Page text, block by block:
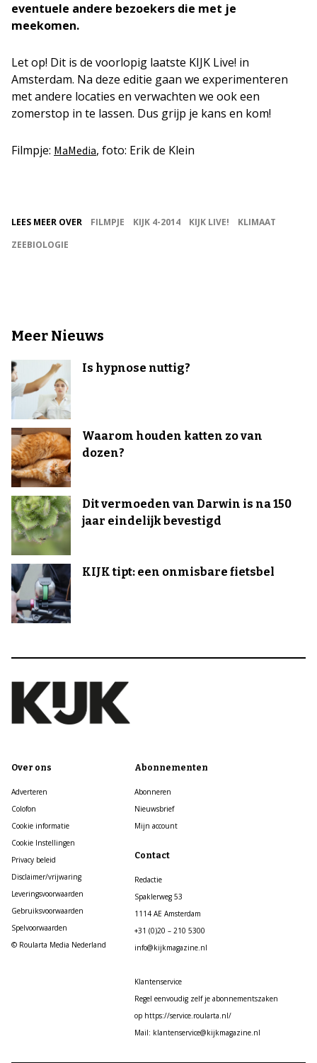
eventuele andere bezoekers die met je
meekomen.
Let op! Dit is de voorlopig laatste KIJK Live! in
Amsterdam. Na deze editie gaan we experimenteren
met andere locaties en verwachten we ook een
zomerstop in te lassen. Dus grijp je kans en kom!
Filmpje: MaMedia, foto: Erik de Klein
LEES MEER OVER FILMPJE KIJK 4-2014 KIJK LIVE!
KLIMAAT
ZEEBIOLOGIE
Meer Nieuws
Is hypnose nuttig?
Waarom houden katten zo van
dozen?
Dit vermoeden van Darwin is na 150
jaar eindelijk bevestigd
KIJK tipt: een onmisbare fietsbel
Over ons
Adverteren
Colofon
Cookie informatie
Cookie Instellingen
Privacy beleid
Disclaimer/vrijwaring
Leveringsvoorwaarden
Gebruiksvoorwaarden
Spelvoorwaarden
© Roularta Media Nederland
Abonnementen
Abonneren
Nieuwsbrief
Mijn account
Contact
Redactie
Spaklerweg 53
1114 AE Amsterdam
+31 (0)20 – 210 5300
info@kijkmagazine.nl
Klantenservice
Regel eenvoudig zelf je abonnementszaken
op https://service.roularta.nl/
Mail: klantenservice@kijkmagazine.nl